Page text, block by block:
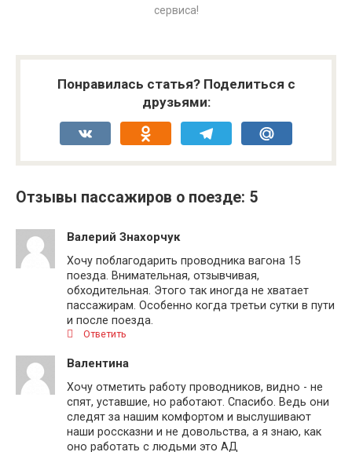
сервиса!
Понравилась статья? Поделиться с
друзьями:
VK OdnoklassnikiTelegram
Отзывы пассажиров о поезде: 5
Валерий Знахорчук
Хочу поблагодарить проводника вагона 15
поезда. Внимательная, отзывчивая,
обходительная. Этого так иногда не хватает
пассажирам. Особенно когда третьи сутки в пути
и после поезда.
Ответить
Валентина
Хочу отметить работу проводников, видно - не
спят, уставшие, но работают. Спасибо. Ведь они
следят за нашим комфортом и выслушивают
наши россказни и не довольства, а я знаю, как
оно работать с людьми это АД